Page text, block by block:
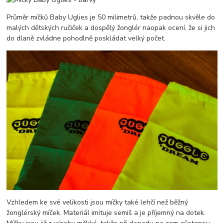
Průměr míčků Baby Uglies je 50 milimetrů, takže padnou skvěle do
malých dětských ručiček a dospělý žonglér naopak ocení, že si jich
do dlaně zvládne pohodlně poskládat velký počet.
Vzhledem ke své velikosti jsou míčky také lehčí než běžný
žonglérský míček. Materiál imituje semiš a je příjemný na dotek.